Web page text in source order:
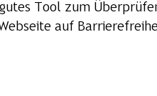
Tool zum
auf